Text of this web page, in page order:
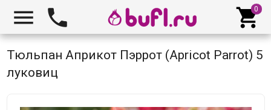
  
Тюльпан Априкот Пэррот (Apricot Parrot) 5
луковиц